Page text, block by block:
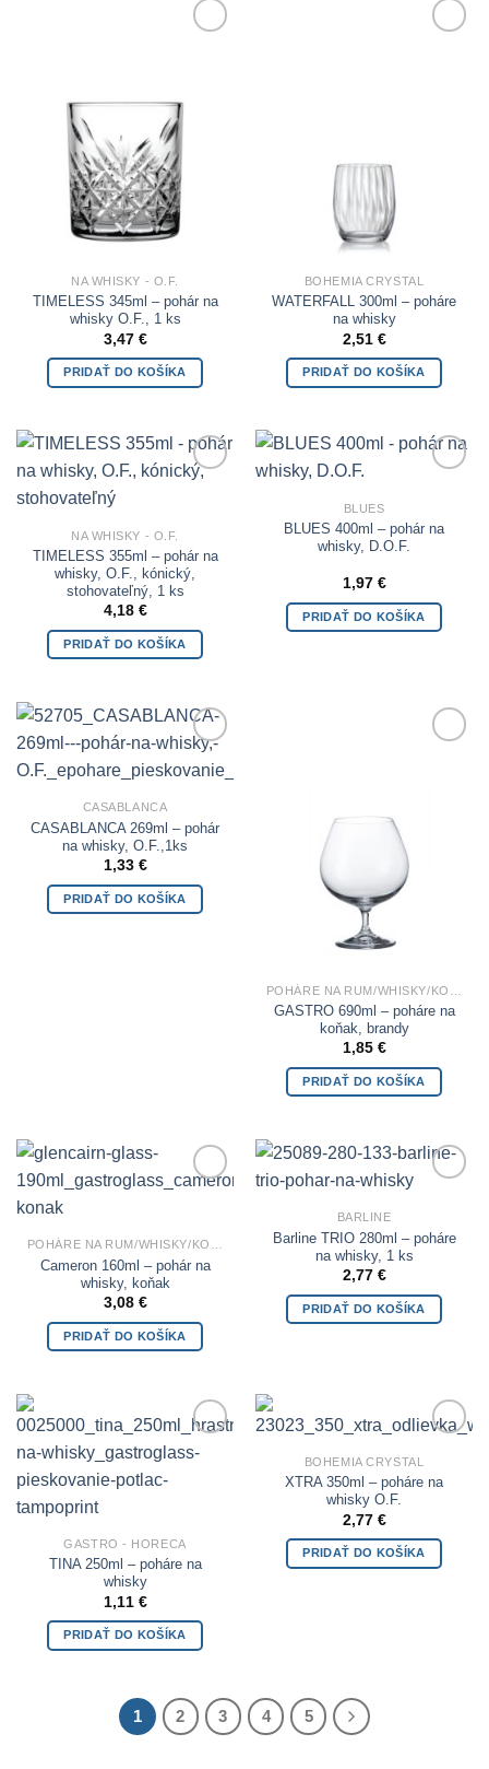
NA WHISKY - O.F.
TIMELESS 345ml – pohár na
whisky O.F., 1 ks
3,47 €
PRIDAŤ DO KOŠÍKA
BOHEMIA CRYSTAL
WATERFALL 300ml – poháre
na whisky
2,51 €
PRIDAŤ DO KOŠÍKA
NA WHISKY - O.F.
TIMELESS 355ml – pohár na
whisky, O.F., kónický,
stohovateľný, 1 ks
4,18 €
PRIDAŤ DO KOŠÍKA
BLUES
BLUES 400ml – pohár na
whisky, D.O.F.
1,97 €
PRIDAŤ DO KOŠÍKA
Wishlist
CASABLANCA
CASABLANCA 269ml – pohár
na whisky, O.F.,1ks
1,33 €
PRIDAŤ DO KOŠÍKA
GASTRO 690ml – poháre na
koňak, brandy
1,85 €
PRIDAŤ DO KOŠÍKA
Cameron 160ml – pohár na
whisky, koňak
3,08 €
PRIDAŤ DO KOŠÍKA
BARLINE
Barline TRIO 280ml – poháre
na whisky, 1 ks
2,77 €
PRIDAŤ DO KOŠÍKA
Add to
GASTRO - HORECA
TINA 250ml – poháre na
whisky
1,11 €
PRIDAŤ DO KOŠÍKA
Wishlist
BOHEMIA CRYSTAL
XTRA 350ml – poháre na
whisky O.F.
2,77 €
PRIDAŤ DO KOŠÍKA
1 2 3 4 5